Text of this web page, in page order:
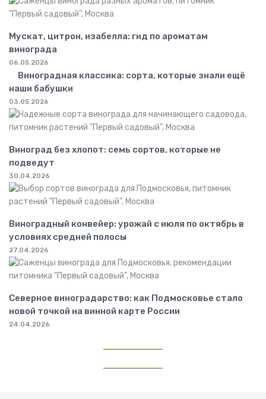
Мускат, цитрон, изабелла: гид по ароматам
винограда
06.05.2026
Виноградная классика: сорта, которые знали ещё
наши бабушки
03.05.2026
Виноград без хлопот: семь сортов, которые не
подведут
30.04.2026
Виноградный конвейер: урожай с июля по октябрь в
условиях средней полосы
27.04.2026
Северное виноградарство: как Подмосковье стало
новой точкой на винной карте России
24.04.2026